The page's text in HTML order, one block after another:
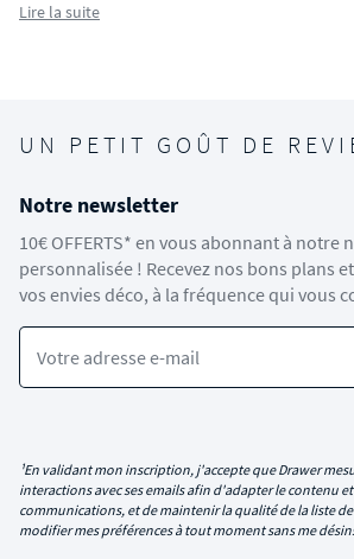
Lire la suite
UN PETIT GOÛT DE
Notre newsletter
10€ OFFERTS* en vous abonnant à notre
personnalisée ! Recevez nos bons plans
vos envies déco, à la fréquence qui vous
Votre adresse e-mail
¹En validant mon inscription, j'accepte que Drawer
interactions avec ses emails afin d'adapter le contenu
communications, et de maintenir la qualité de la liste
modifier mes préférences à tout moment sans me